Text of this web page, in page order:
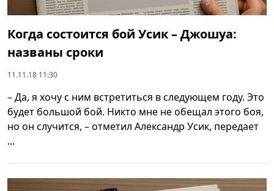
Когда состоится бой Усик – Джошуа:
названы сроки
11.11.18 11:30
– Да, я хочу с ним встретиться в следующем году. Это
будет большой бой. Никто мне не обещал этого боя,
но он случится, – отметил Александр Усик, передает
...